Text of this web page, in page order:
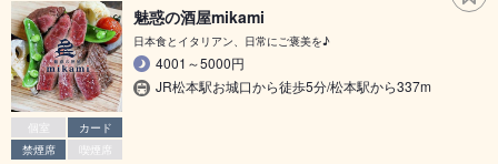
個室
カード
禁煙席
喫煙席
魅惑の酒屋mikami
日本食とイタリアン、日常にご褒美を♪
4001～5000円
JR松本駅お城口から徒歩5分/松本駅から337m